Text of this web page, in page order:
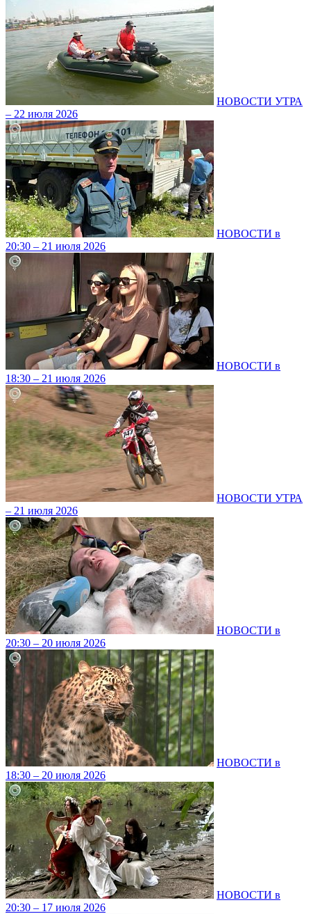
НОВОСТИ УТРА
– 22 июля 2026
НОВОСТИ в
20:30 – 21 июля 2026
НОВОСТИ в
18:30 – 21 июля 2026
НОВОСТИ УТРА
– 21 июля 2026
НОВОСТИ в
20:30 – 20 июля 2026
НОВОСТИ в
18:30 – 20 июля 2026
НОВОСТИ в
20:30 – 17 июля 2026